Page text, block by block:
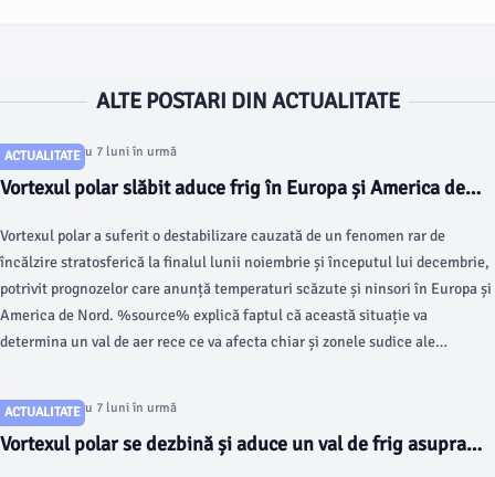
ALTE POSTARI DIN ACTUALITATE
ACTUALITATE
Articol postat cu 7 luni în urmă
Vortexul polar slăbit aduce frig în Europa și America de
Vortexul polar a suferit o destabilizare cauzată de un fenomen rar de
încălzire stratosferică la finalul lunii noiembrie și începutul lui decembrie,
potrivit prognozelor care anunță temperaturi scăzute și ninsori în Europa și
America de Nord. %source% explică faptul că această situație va
determina un val de aer rece ce va afecta chiar și zonele sudice ale
ACTUALITATE
Articol postat cu 7 luni în urmă
Vortexul polar se dezbină și aduce un val de frig asupra